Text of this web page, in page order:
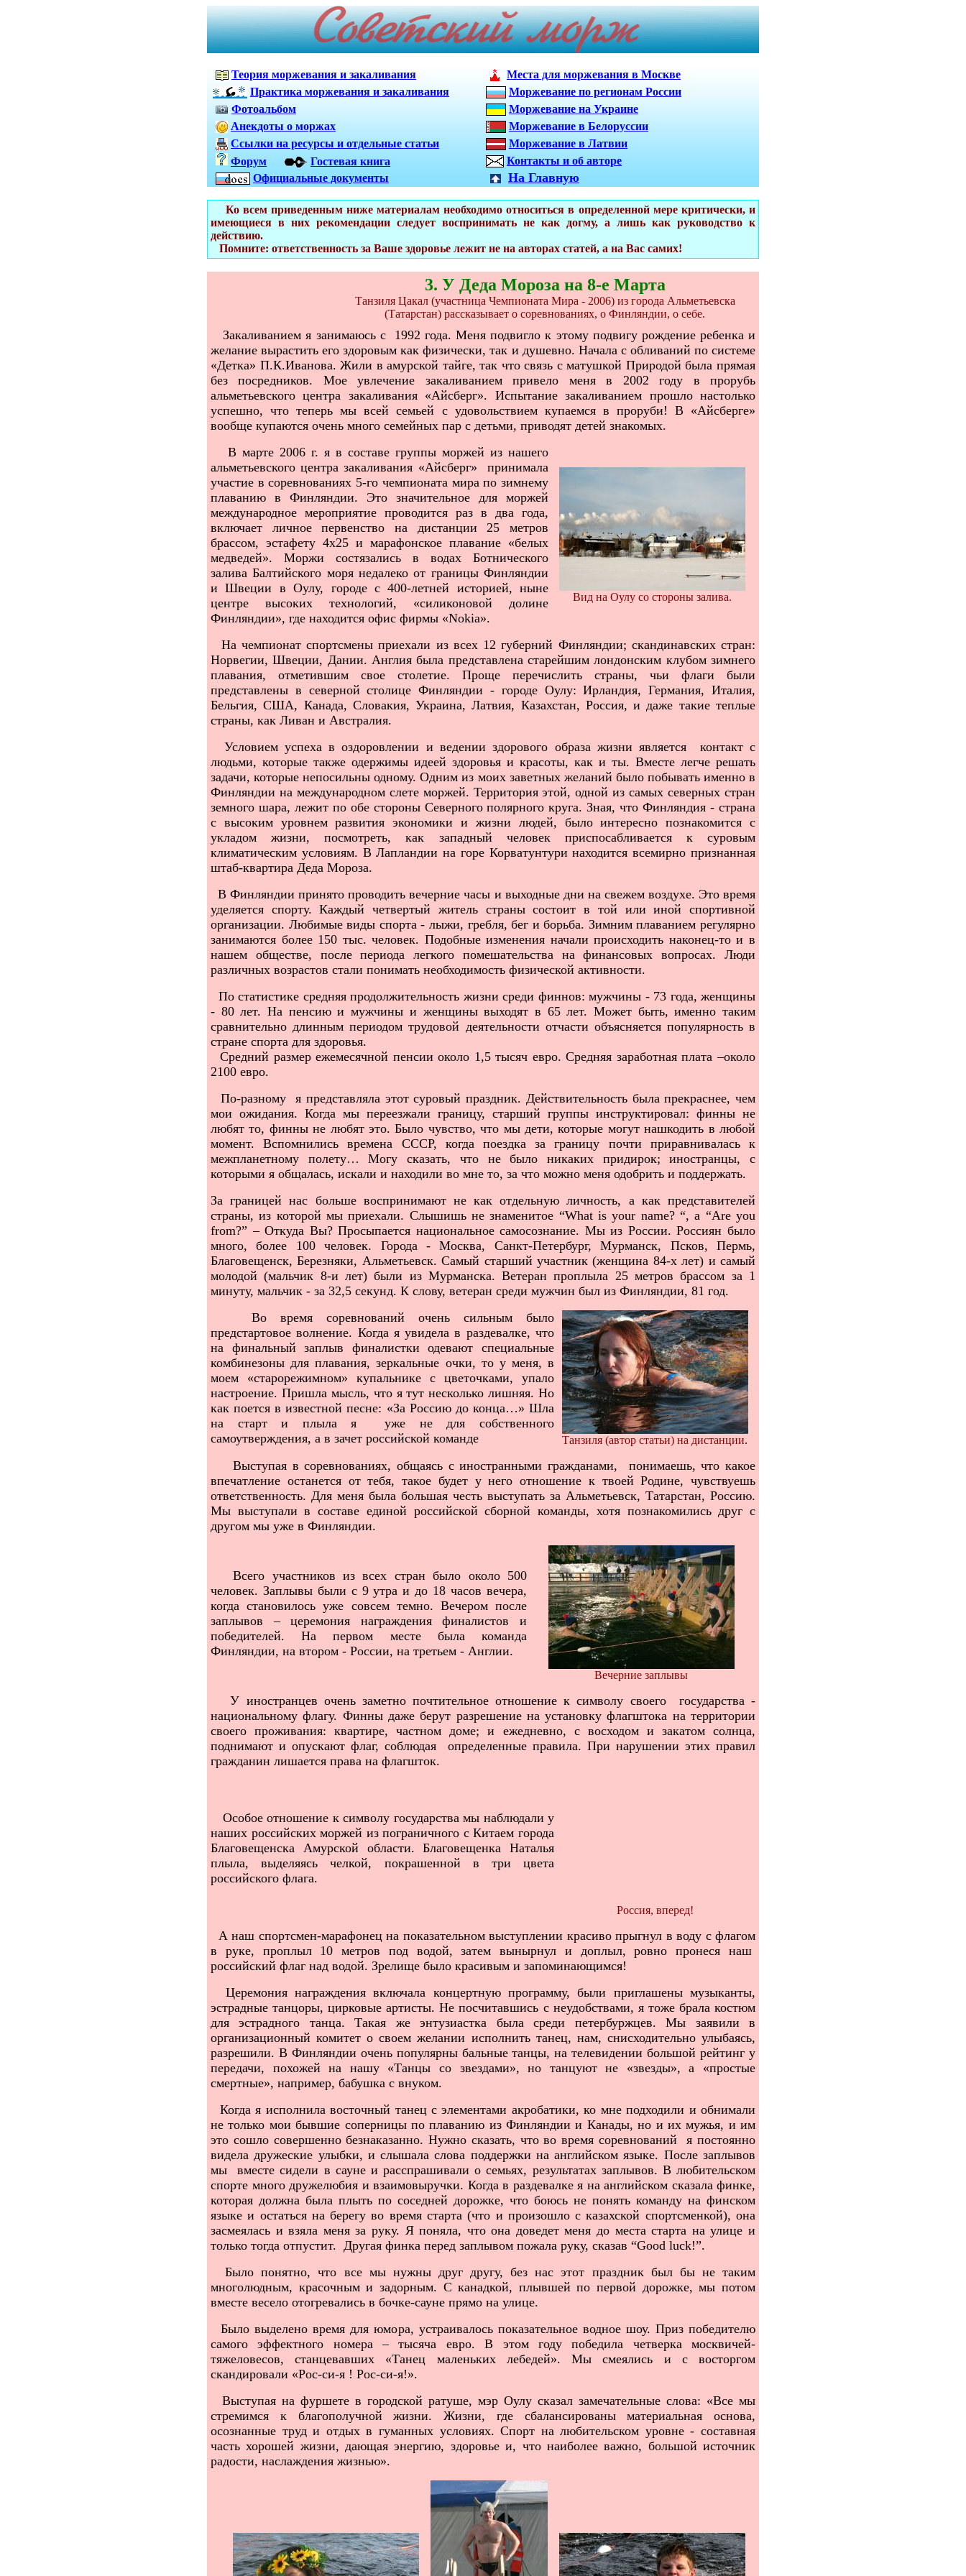
Теория моржевания и закаливания
Места для моржевания в Москве
Практика моржевания и закаливания
Моржевание по регионам России
Фотоальбом
Моржевание на Украине
Анекдоты о моржах
Моржевание в Белоруссии
Ссылки на ресурсы и отдельные статьи
Моржевание в Латвии
Форум
Гостевая книга
Контакты и об авторе
Официальные документы
На Главную
Ко всем приведенным ниже материалам необходимо относиться в определенной мере критически, и
имеющиеся в них рекомендации следует воспринимать не как догму, а лишь как руководство к
действию.
Помните: ответственность за Ваше здоровье лежит не на авторах статей, а на Вас самих!
3. У Деда Мороза на 8-е Марта
Танзиля Цакал (участница Чемпионата Мира - 2006) из города Альметьевска
(Татарстан) рассказывает о соревнованиях, о Финляндии, о себе.
Закаливанием я занимаюсь с 1992 года. Меня подвигло к этому подвигу рождение ребенка и
желание вырастить его здоровым как физически, так и душевно. Начала с обливаний по системе
«Детка» П.К.Иванова. Жили в амурской тайге, так что связь с матушкой Природой была прямая
без посредников. Мое увлечение закаливанием привело меня в 2002 году в прорубь
альметьевского центра закаливания «Айсберг». Испытание закаливанием прошло настолько
успешно, что теперь мы всей семьей с удовольствием купаемся в проруби! В «Айсберге»
вообще купаются очень много семейных пар с детьми, приводят детей знакомых.
В марте 2006 г. я в составе группы моржей из нашего
альметьевского центра закаливания «Айсберг» принимала
участие в соревнованиях 5-го чемпионата мира по зимнему
плаванию в Финляндии. Это значительное для моржей
международное мероприятие проводится раз в два года,
включает личное первенство на дистанции 25 метров
брассом, эстафету 4х25 и марафонское плавание «белых
медведей». Моржи состязались в водах Ботнического
залива Балтийского моря недалеко от границы Финляндии
и Швеции в Оулу, городе с 400-летней историей, ныне
центре высоких технологий, «силиконовой долине
Финляндии», где находится офис фирмы «Nokia».
Вид на Оулу со стороны залива.
На чемпионат спортсмены приехали из всех 12 губерний Финляндии; скандинавских стран:
Норвегии, Швеции, Дании. Англия была представлена старейшим лондонским клубом зимнего
плавания, отметившим свое столетие. Проще перечислить страны, чьи флаги были
представлены в северной столице Финляндии - городе Оулу: Ирландия, Германия, Италия,
Бельгия, США, Канада, Словакия, Украина, Латвия, Казахстан, Россия, и даже такие теплые
страны, как Ливан и Австралия.
Условием успеха в оздоровлении и ведении здорового образа жизни является контакт с
людьми, которые также одержимы идеей здоровья и красоты, как и ты. Вместе легче решать
задачи, которые непосильны одному. Одним из моих заветных желаний было побывать именно в
Финляндии на международном слете моржей. Территория этой, одной из самых северных стран
земного шара, лежит по обе стороны Северного полярного круга. Зная, что Финляндия - страна
с высоким уровнем развития экономики и жизни людей, было интересно познакомится с
укладом жизни, посмотреть, как западный человек приспосабливается к суровым
климатическим условиям. В Лапландии на горе Корватунтури находится всемирно признанная
штаб-квартира Деда Мороза.
В Финляндии принято проводить вечерние часы и выходные дни на свежем воздухе. Это время
уделяется спорту. Каждый четвертый житель страны состоит в той или иной спортивной
организации. Любимые виды спорта - лыжи, гребля, бег и борьба. Зимним плаванием регулярно
занимаются более 150 тыс. человек. Подобные изменения начали происходить наконец-то и в
нашем обществе, после периода легкого помешательства на финансовых вопросах. Люди
различных возрастов стали понимать необходимость физической активности.
По статистике средняя продолжительность жизни среди финнов: мужчины - 73 года, женщины
- 80 лет. На пенсию и мужчины и женщины выходят в 65 лет. Может быть, именно таким
сравнительно длинным периодом трудовой деятельности отчасти объясняется популярность в
стране спорта для здоровья.
Средний размер ежемесячной пенсии около 1,5 тысяч евро. Средняя заработная плата –около
2100 евро.
По-разному я представляла этот суровый праздник. Действительность была прекраснее, чем
мои ожидания. Когда мы переезжали границу, старший группы инструктировал: финны не
любят то, финны не любят это. Было чувство, что мы дети, которые могут нашкодить в любой
момент. Вспомнились времена СССР, когда поездка за границу почти приравнивалась к
межпланетному полету… Могу сказать, что не было никаких придирок; иностранцы, с
которыми я общалась, искали и находили во мне то, за что можно меня одобрить и поддержать.
За границей нас больше воспринимают не как отдельную личность, а как представителей
страны, из которой мы приехали. Слышишь не знаменитое “What is your name? “, а “Are you
from?” – Откуда Вы? Просыпается национальное самосознание. Мы из России. Россиян было
много, более 100 человек. Города - Москва, Санкт-Петербург, Мурманск, Псков, Пермь,
Благовещенск, Березняки, Альметьевск. Самый старший участник (женщина 84-х лет) и самый
молодой (мальчик 8-и лет) были из Мурманска. Ветеран проплыла 25 метров брассом за 1
минуту, мальчик - за 32,5 секунд. К слову, ветеран среди мужчин был из Финляндии, 81 год.
Во время соревнований очень сильным было
предстартовое волнение. Когда я увидела в раздевалке, что
на финальный заплыв финалистки одевают специальные
комбинезоны для плавания, зеркальные очки, то у меня, в
моем «старорежимном» купальнике с цветочками, упало
настроение. Пришла мысль, что я тут несколько лишняя. Но
как поется в известной песне: «За Россию до конца…» Шла
на старт и плыла я уже не для собственного
самоутверждения, а в зачет российской команде
Танзиля (автор статьи) на дистанции.
Выступая в соревнованиях, общаясь с иностранными гражданами, понимаешь, что какое
впечатление останется от тебя, такое будет у него отношение к твоей Родине, чувствуешь
ответственность. Для меня была большая честь выступать за Альметьевск, Татарстан, Россию.
Мы выступали в составе единой российской сборной команды, хотя познакомились друг с
другом мы уже в Финляндии.
Всего участников из всех стран было около 500
человек. Заплывы были с 9 утра и до 18 часов вечера,
когда становилось уже совсем темно. Вечером после
заплывов – церемония награждения финалистов и
победителей. На первом месте была команда
Финляндии, на втором - России, на третьем - Англии.
Вечерние заплывы
У иностранцев очень заметно почтительное отношение к символу своего государства -
национальному флагу. Финны даже берут разрешение на установку флагштока на территории
своего проживания: квартире, частном доме; и ежедневно, с восходом и закатом солнца,
поднимают и опускают флаг, соблюдая определенные правила. При нарушении этих правил
гражданин лишается права на флагшток.
Особое отношение к символу государства мы наблюдали у
наших российских моржей из пограничного с Китаем города
Благовещенска Амурской области. Благовещенка Наталья
плыла, выделяясь челкой, покрашенной в три цвета
российского флага.
Россия, вперед!
А наш спортсмен-марафонец на показательном выступлении красиво прыгнул в воду с флагом
в руке, проплыл 10 метров под водой, затем вынырнул и доплыл, ровно пронеся наш
российский флаг над водой. Зрелище было красивым и запоминающимся!
Церемония награждения включала концертную программу, были приглашены музыканты,
эстрадные танцоры, цирковые артисты. Не посчитавшись с неудобствами, я тоже брала костюм
для эстрадного танца. Такая же энтузиастка была среди петербуржцев. Мы заявили в
организационный комитет о своем желании исполнить танец, нам, снисходительно улыбаясь,
разрешили. В Финляндии очень популярны бальные танцы, на телевидении большой рейтинг у
передачи, похожей на нашу «Танцы со звездами», но танцуют не «звезды», а «простые
смертные», например, бабушка с внуком.
Когда я исполнила восточный танец с элементами акробатики, ко мне подходили и обнимали
не только мои бывшие соперницы по плаванию из Финляндии и Канады, но и их мужья, и им
это сошло совершенно безнаказанно. Нужно сказать, что во время соревнований я постоянно
видела дружеские улыбки, и слышала слова поддержки на английском языке. После заплывов
мы вместе сидели в сауне и расспрашивали о семьях, результатах заплывов. В любительском
спорте много дружелюбия и взаимовыручки. Когда в раздевалке я на английском сказала финке,
которая должна была плыть по соседней дорожке, что боюсь не понять команду на финском
языке и остаться на берегу во время старта (что и произошло с казахской спортсменкой), она
засмеялась и взяла меня за руку. Я поняла, что она доведет меня до места старта на улице и
только тогда отпустит. Другая финка перед заплывом пожала руку, сказав “Good luck!”.
Было понятно, что все мы нужны друг другу, без нас этот праздник был бы не таким
многолюдным, красочным и задорным. С канадкой, плывшей по первой дорожке, мы потом
вместе весело отогревались в бочке-сауне прямо на улице.
Было выделено время для юмора, устраивалось показательное водное шоу. Приз победителю
самого эффектного номера – тысяча евро. В этом году победила четверка москвичей-
тяжеловесов, станцевавших «Танец маленьких лебедей». Мы смеялись и с восторгом
скандировали «Рос-си-я ! Рос-си-я!».
Выступая на фуршете в городской ратуше, мэр Оулу сказал замечательные слова: «Все мы
стремимся к благополучной жизни. Жизни, где сбалансированы материальная основа,
осознанные труд и отдых в гуманных условиях. Спорт на любительском уровне - составная
часть хорошей жизни, дающая энергию, здоровье и, что наиболее важно, большой источник
радости, наслаждения жизнью».